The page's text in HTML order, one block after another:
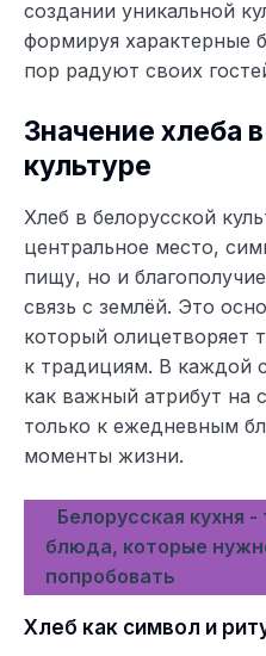
создании уникальной
формируя характерные
пор радуют своих
Значение хлеба
культуре
Хлеб в белорусской
центральное место,
пищу, но и
связь с землёй. Это
который олицетворяет
к традициям. В каждой
как важный атрибут на
только к ежедневным
моменты жизни.
Белорусская кухня -
блюда, которые
попробовать
Хлеб как символ и